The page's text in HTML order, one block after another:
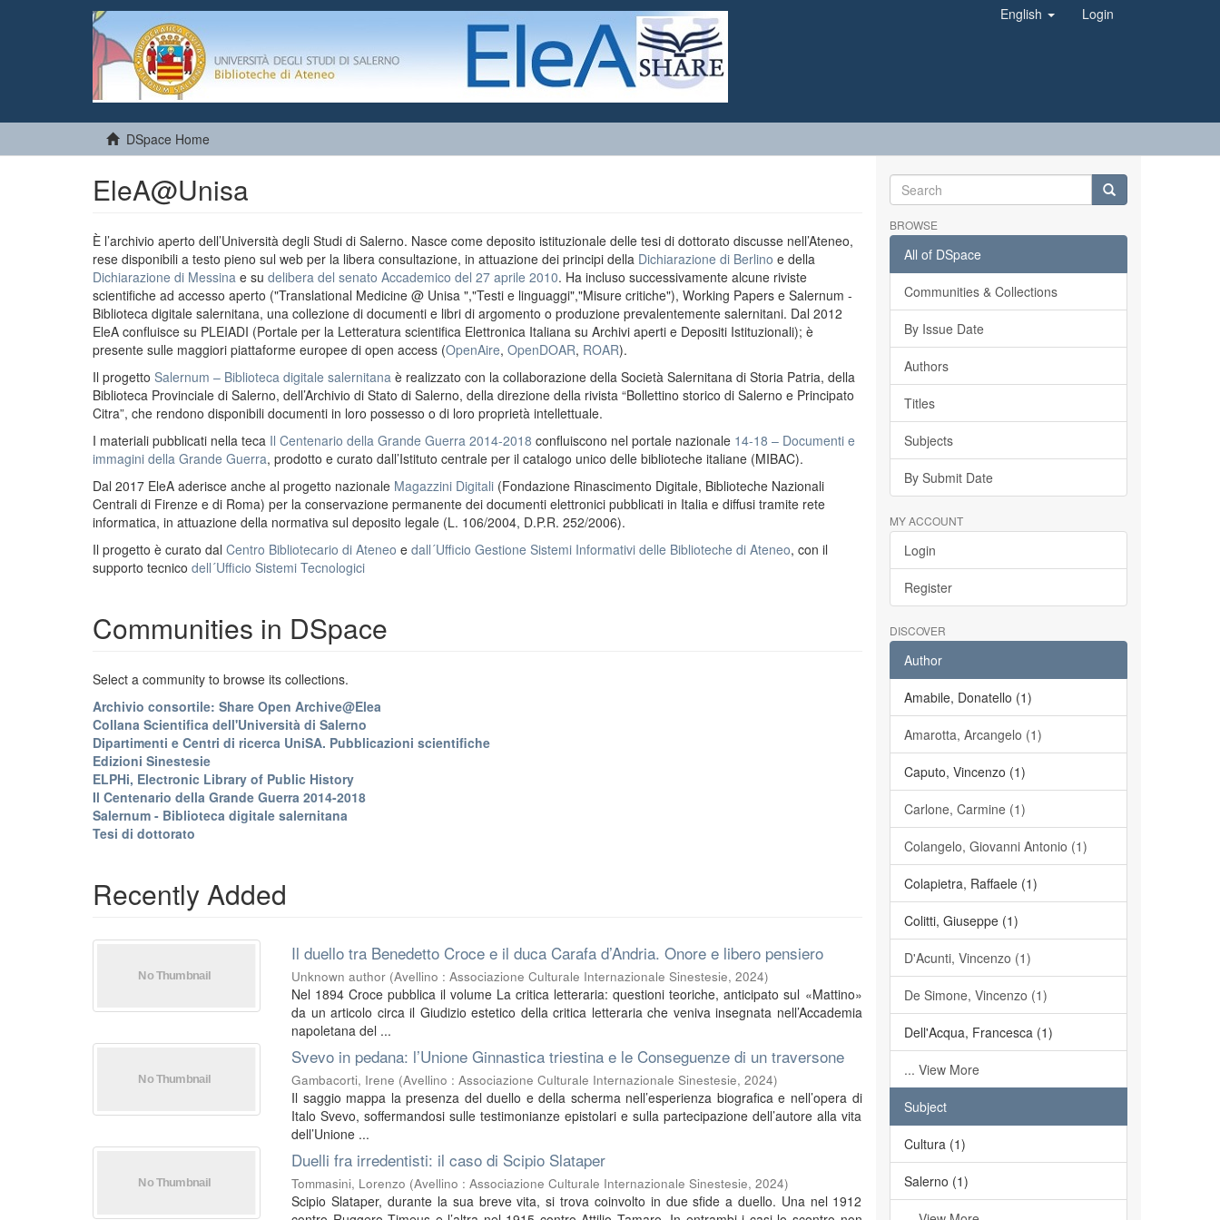
English Login
DSpace Home
EleA@Unisa
È l’archivio aperto dell’Università degli Studi di Salerno. Nasce come deposito istituzionale delle tesi di dottorato discusse nell’Ateneo,
rese disponibili a testo pieno sul web per la libera consultazione, in attuazione dei principi della Dichiarazione di Berlino e della
Dichiarazione di Messina e su delibera del senato Accademico del 27 aprile 2010. Ha incluso successivamente alcune riviste
scientifiche ad accesso aperto ("Translational Medicine @ Unisa ","Testi e linguaggi","Misure critiche"), Working Papers e Salernum -
Biblioteca digitale salernitana, una collezione di documenti e libri di argomento o produzione prevalentemente salernitani. Dal 2012
EleA confluisce su PLEIADI (Portale per la Letteratura scientifica Elettronica Italiana su Archivi aperti e Depositi Istituzionali); è
presente sulle maggiori piattaforme europee di open access (OpenAire, OpenDOAR, ROAR).
Il progetto Salernum – Biblioteca digitale salernitana è realizzato con la collaborazione della Società Salernitana di Storia Patria, della
Biblioteca Provinciale di Salerno, dell’Archivio di Stato di Salerno, della direzione della rivista “Bollettino storico di Salerno e Principato
Citra”, che rendono disponibili documenti in loro possesso o di loro proprietà intellettuale.
I materiali pubblicati nella teca Il Centenario della Grande Guerra 2014-2018 confluiscono nel portale nazionale 14-18 – Documenti e
immagini della Grande Guerra, prodotto e curato dall’Istituto centrale per il catalogo unico delle biblioteche italiane (MIBAC).
Dal 2017 EleA aderisce anche al progetto nazionale Magazzini Digitali (Fondazione Rinascimento Digitale, Biblioteche Nazionali
Centrali di Firenze e di Roma) per la conservazione permanente dei documenti elettronici pubblicati in Italia e diffusi tramite rete
informatica, in attuazione della normativa sul deposito legale (L. 106/2004, D.P.R. 252/2006).
Il progetto è curato dal Centro Bibliotecario di Ateneo e dall´Ufficio Gestione Sistemi Informativi delle Biblioteche di Ateneo, con il
supporto tecnico dell´Ufficio Sistemi Tecnologici
Communities in DSpace
Select a community to browse its collections.
Archivio consortile: Share Open Archive@Elea
Collana Scientifica dell'Università di Salerno
Dipartimenti e Centri di ricerca UniSA. Pubblicazioni scientifiche
Edizioni Sinestesie
ELPHi, Electronic Library of Public History
Il Centenario della Grande Guerra 2014-2018
Salernum - Biblioteca digitale salernitana
Tesi di dottorato
Recently Added
Il duello tra Benedetto Croce e il duca Carafa d’Andria. Onore e libero pensiero
Unknown author (Avellino : Associazione Culturale Internazionale Sinestesie,2024)
Nel 1894 Croce pubblica il volume La critica letteraria: questioni teoriche, anticipato sul «Mattino»
da un articolo circa il Giudizio estetico della critica letteraria che veniva insegnata nell’Accademia
napoletana del ...
Svevo in pedana: l’Unione Ginnastica triestina e le Conseguenze di un traversone
Gambacorti, Irene (Avellino : Associazione Culturale Internazionale Sinestesie,2024)
Il saggio mappa la presenza del duello e della scherma nell’esperienza biografica e nell’opera di
Italo Svevo, soffermandosi sulle testimonianze epistolari e sulla partecipazione dell’autore alla vita
dell’Unione ...
Duelli fra irredentisti: il caso di Scipio Slataper
Tommasini, Lorenzo (Avellino : Associazione Culturale Internazionale Sinestesie,2024)
Scipio Slataper, durante la sua breve vita, si trova coinvolto in due sfide a duello. Una nel 1912
BROWSE
All of DSpace
Communities & Collections
By Issue Date
Authors
Titles
Subjects
By Submit Date
MY ACCOUNT
Login
Register
DISCOVER
Author
Amabile, Donatello (1)
Amarotta, Arcangelo (1)
Caputo, Vincenzo (1)
Carlone, Carmine (1)
Colangelo, Giovanni Antonio (1)
Colapietra, Raffaele (1)
Colitti, Giuseppe (1)
D'Acunti, Vincenzo (1)
De Simone, Vincenzo (1)
Dell'Acqua, Francesca (1)
... View More
Subject
Cultura (1)
Salerno (1)